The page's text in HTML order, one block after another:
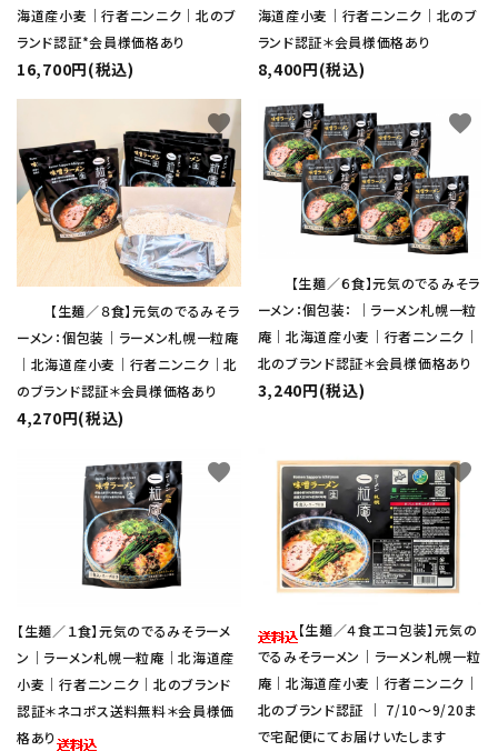
海道産小麦｜行者ニンニク｜北のブ
ランド認証*会員様価格あり
16,700円(税込)
海道産小麦｜行者ニンニク｜北のブ
ランド認証＊会員様価格あり
8,400円(税込)
【生麺／８食】元気のでるみそラ
ーメン：個包装｜ラーメン札幌一粒庵
｜北海道産小麦｜行者ニンニク｜北
のブランド認証＊会員様価格あり
4,270円(税込)
favorite
【生麺／６食】元気のでるみそラ
ーメン：個包装： ｜ラーメン札幌一粒
庵｜北海道産小麦｜行者ニンニク｜
北のブランド認証＊会員様価格あり
3,240円(税込)
favorite
【生麺／１食】元気のでるみそラーメ
ン｜ラーメン札幌一粒庵｜北海道産
小麦｜行者ニンニク｜北のブランド
認証＊ネコポス送料無料＊会員様価
格あり
favorite
【生麺／４食エコ包装】元気の
でるみそラーメン｜ラーメン札幌一粒
庵｜北海道産小麦｜行者ニンニク｜
北のブランド認証 ｜ 7/10～9/20ま
で宅配便にてお届けいたします
favorite